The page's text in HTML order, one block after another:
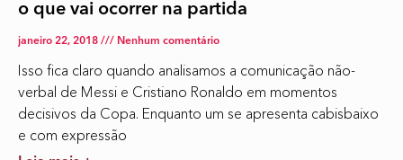
o que vai ocorrer na partida
janeiro 22, 2018 Nenhum comentário
Isso fica claro quando analisamos a comunicação não-
verbal de Messi e Cristiano Ronaldo em momentos
decisivos da Copa. Enquanto um se apresenta cabisbaixo
e com expressão